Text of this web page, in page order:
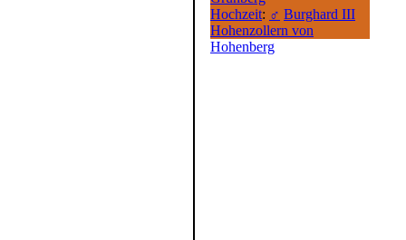
Hochzeit: ♂ Burghard III
Hohenzollern von
Hohenberg